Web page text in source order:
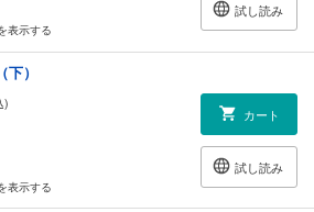
試し読み
表示する
）
)
カート
試し読み
表示する